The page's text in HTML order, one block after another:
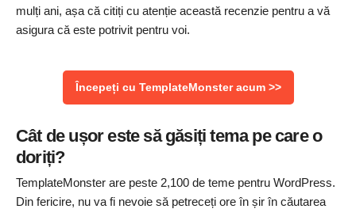
mulți ani, așa că citiți cu atenție această recenzie pentru a vă
asigura că este potrivit pentru voi.
Începeți cu TemplateMonster acum >>
Cât de ușor este să găsiți tema pe care o
doriți?
TemplateMonster are peste 2,100 de teme pentru WordPress.
Din fericire, nu va fi nevoie să petreceți ore în șir în căutarea